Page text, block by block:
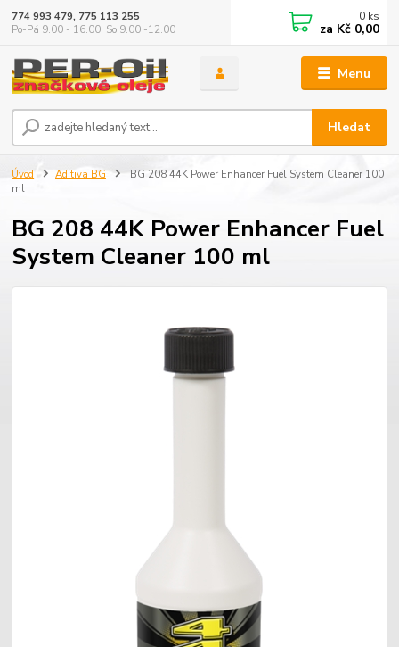
Menu
Hledat
774 993 479, 775 113 255
Po-Pá 9.00 - 16.00, So 9.00 -12.00
0 ks
za Kč 0,00
Úvod Aditiva BG
BG 208 44K Power Enhancer Fuel System Cleaner 100
ml
BG 208 44K Power Enhancer Fuel
System Cleaner 100 ml